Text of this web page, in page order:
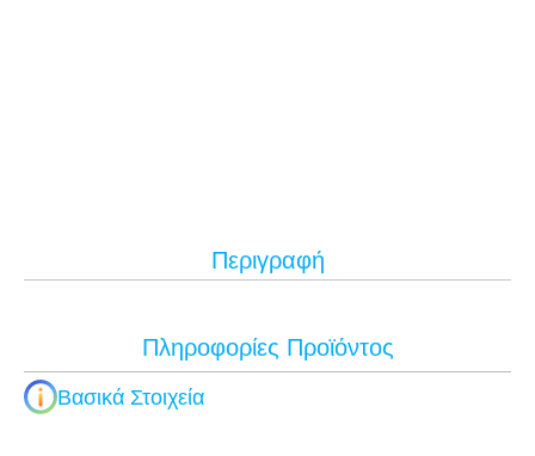
Περιγραφή
Πληροφορίες Προϊόντος
Βασικά Στοιχεία